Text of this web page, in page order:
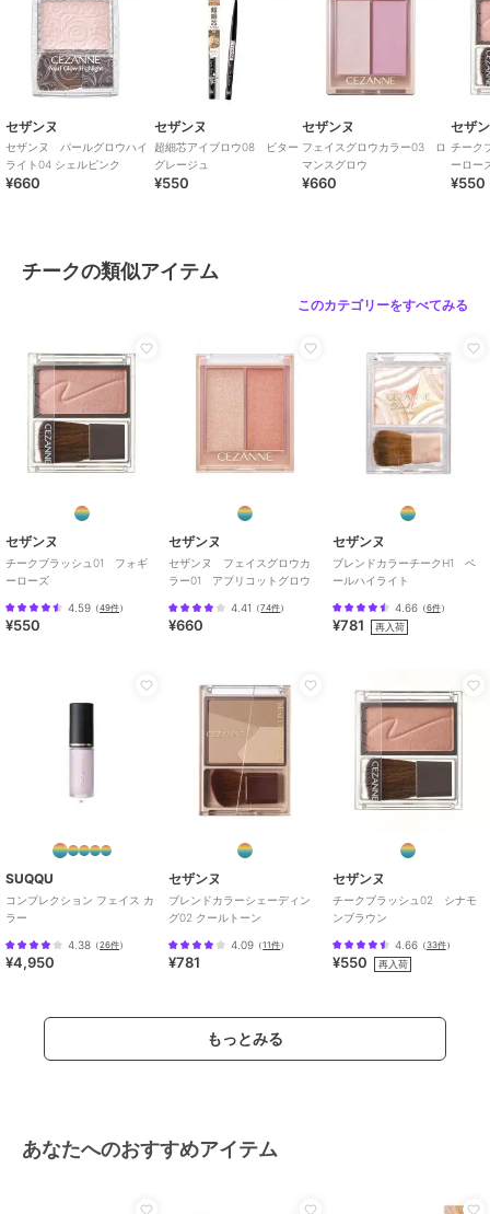
セザンヌ
セザンヌ パールグロウハイ
ライト04 シェルピンク
¥660
セザンヌ
超細芯アイブロウ08 ビター
グレージュ
¥550
セザンヌ
フェイスグロウカラー03 ロ
マンスグロウ
¥660
セザ
チーク
ーロー
¥550
チークの類似アイテム
このカテゴリーをすべてみる
セザンヌ
チークブラッシュ01 フォギ
ーローズ
4.59 （49件）
¥550
セザンヌ
セザンヌ フェイスグロウカ
ラー01 アプリコットグロウ
4.41 （74件）
¥660
セザンヌ
ブレンドカラーチークH1 ペ
ールハイライト
4.66（6件）
¥781 再入荷
SUQQU
コンプレクション フェイス カ
ラー
4.38 （26件）
¥4,950
セザンヌ
ブレンドカラーシェーディン
グ02 クールトーン
4.09 （11件）
¥781
セザンヌ
チークブラッシュ02 シナモ
ンブラウン
4.66（33件）
¥550 再入荷
もっとみる
あなたへのおすすめアイテム